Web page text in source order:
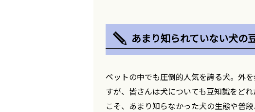
あまり知られていない犬の
ペットの中でも圧倒的人気を誇る犬。外
すが、皆さんは犬についても豆知識をど
こそ、あまり知らなかった犬の生態や普